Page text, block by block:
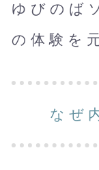
ゆびのば
の体験を
なぜ